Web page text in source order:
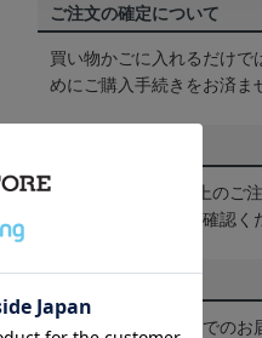
ご注文の確定について
買い物かごに入れるだけで
めにご購入手続きをお済ま
3,980円（税込）以上のご
をご確認く
一部商品はメール便でのお